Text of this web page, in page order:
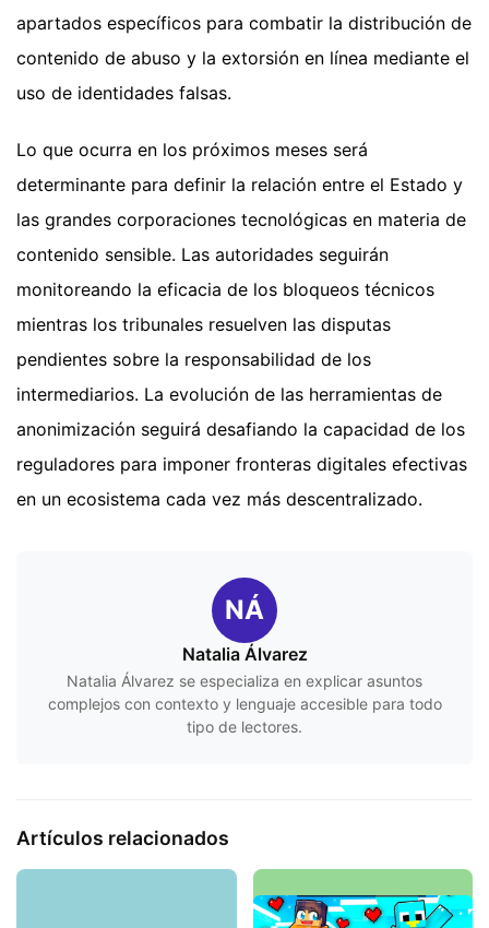
apartados específicos para combatir la distribución de
contenido de abuso y la extorsión en línea mediante el
uso de identidades falsas.
Lo que ocurra en los próximos meses será
determinante para definir la relación entre el Estado y
las grandes corporaciones tecnológicas en materia de
contenido sensible. Las autoridades seguirán
monitoreando la eficacia de los bloqueos técnicos
mientras los tribunales resuelven las disputas
pendientes sobre la responsabilidad de los
intermediarios. La evolución de las herramientas de
anonimización seguirá desafiando la capacidad de los
reguladores para imponer fronteras digitales efectivas
en un ecosistema cada vez más descentralizado.
NÁ
Natalia Álvarez
Natalia Álvarez se especializa en explicar asuntos
complejos con contexto y lenguaje accesible para todo
tipo de lectores.
Artículos relacionados